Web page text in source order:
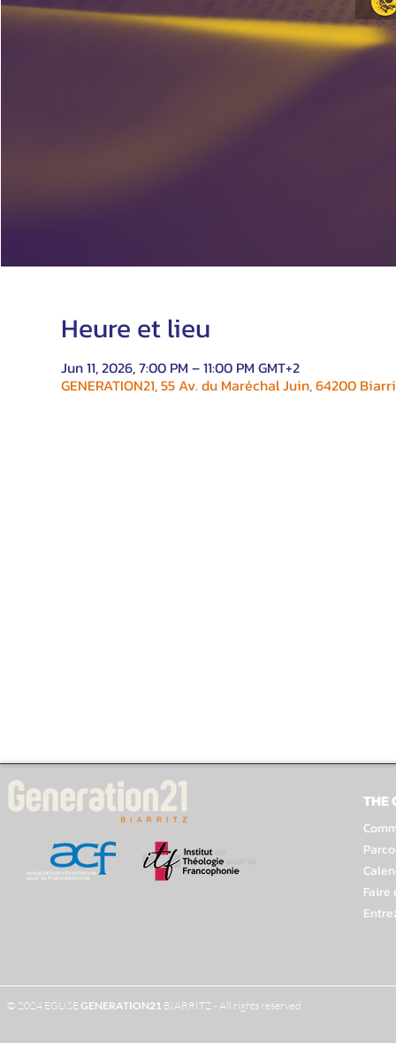
Heure et lieu
Jun 11, 2026, 7:00 PM – 11:00 PM GMT+2
GENERATION21, 55 Av. du Maréchal Juin, 64200
THE
Faire
© 2024 EGLISE GENERATION21 BIARRITZ - All rights reserved